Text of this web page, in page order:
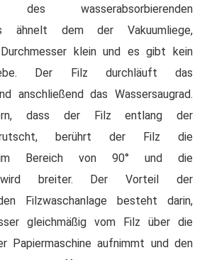
wasserabsorbierenden
ähnelt dem der Vakuumliege,
klein und es gibt kein
Der Filz durchläuft das
anschließend das Wassersaugrad.
dass der Filz entlang der
rutscht, berührt der Filz die
im Bereich von 90° und die
wird breiter. Der Vorteil der
Filzwaschanlage besteht darin,
gleichmäßig vom Filz über die
Papiermaschine aufnimmt und den